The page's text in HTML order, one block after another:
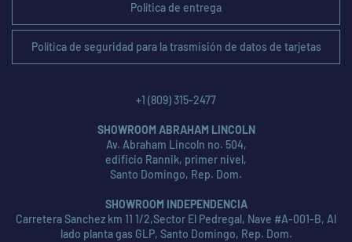
Política de entrega
Política de seguridad para la trasmisión de datos de tarjetas
+1 (809) 315-2477
SHOWROOM ABRAHAM LINCOLN
Av. Abraham Lincoln no. 504,
edificio Rannik, primer nivel,
Santo Domingo, Rep. Dom.
SHOWROOM INDEPENDENCIA
Carretera Sanchez km 11 1/2,Sector El Pedregal, Nave #A-001-B, Al
lado planta gas GLP, Santo Domingo, Rep. Dom.